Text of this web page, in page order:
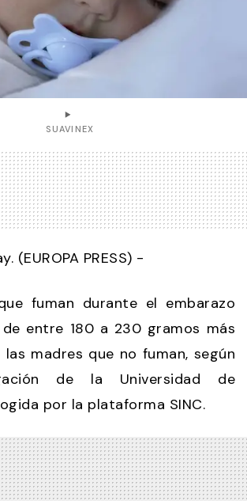
SUAVINEX
(EUROPA PRESS) -
fuman durante el embarazo
entre 180 a 230 gramos más
madres que no fuman, según
de la Universidad de
por la plataforma SINC.